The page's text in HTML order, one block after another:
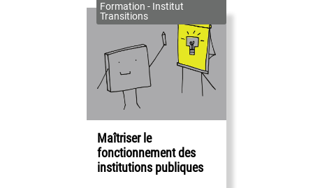
Formation - Institut
Transitions
Maîtriser le
fonctionnement des
institutions publiques